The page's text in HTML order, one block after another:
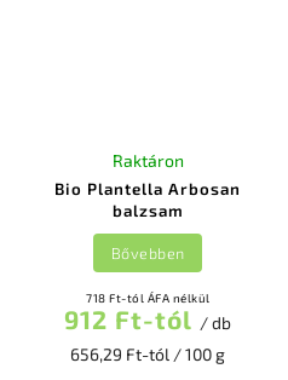
Bio Plantella Arbosan
balzsam
Raktáron
718 Ft-tól ÁFA nélkül
912 Ft-tól / db
656,29 Ft-tól / 100 g
Bővebben